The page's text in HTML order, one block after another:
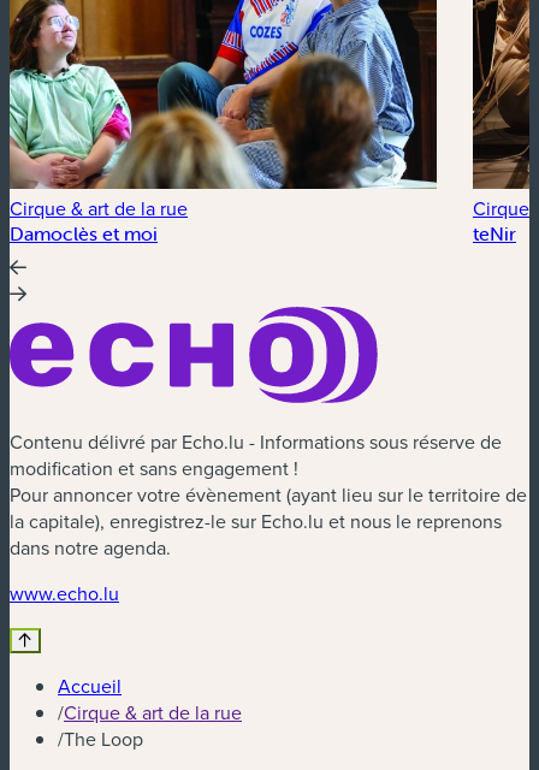
Cirque & art de la rue
Damoclès et moi
Cirque
teNir
Contenu délivré par Echo.lu - Informations sous réserve de
modification et sans engagement !
Pour annoncer votre évènement (ayant lieu sur le territoire de
la capitale), enregistrez-le sur Echo.lu et nous le reprenons
dans notre agenda.
www.echo.lu
Accueil
/Cirque & art de la rue
/The Loop